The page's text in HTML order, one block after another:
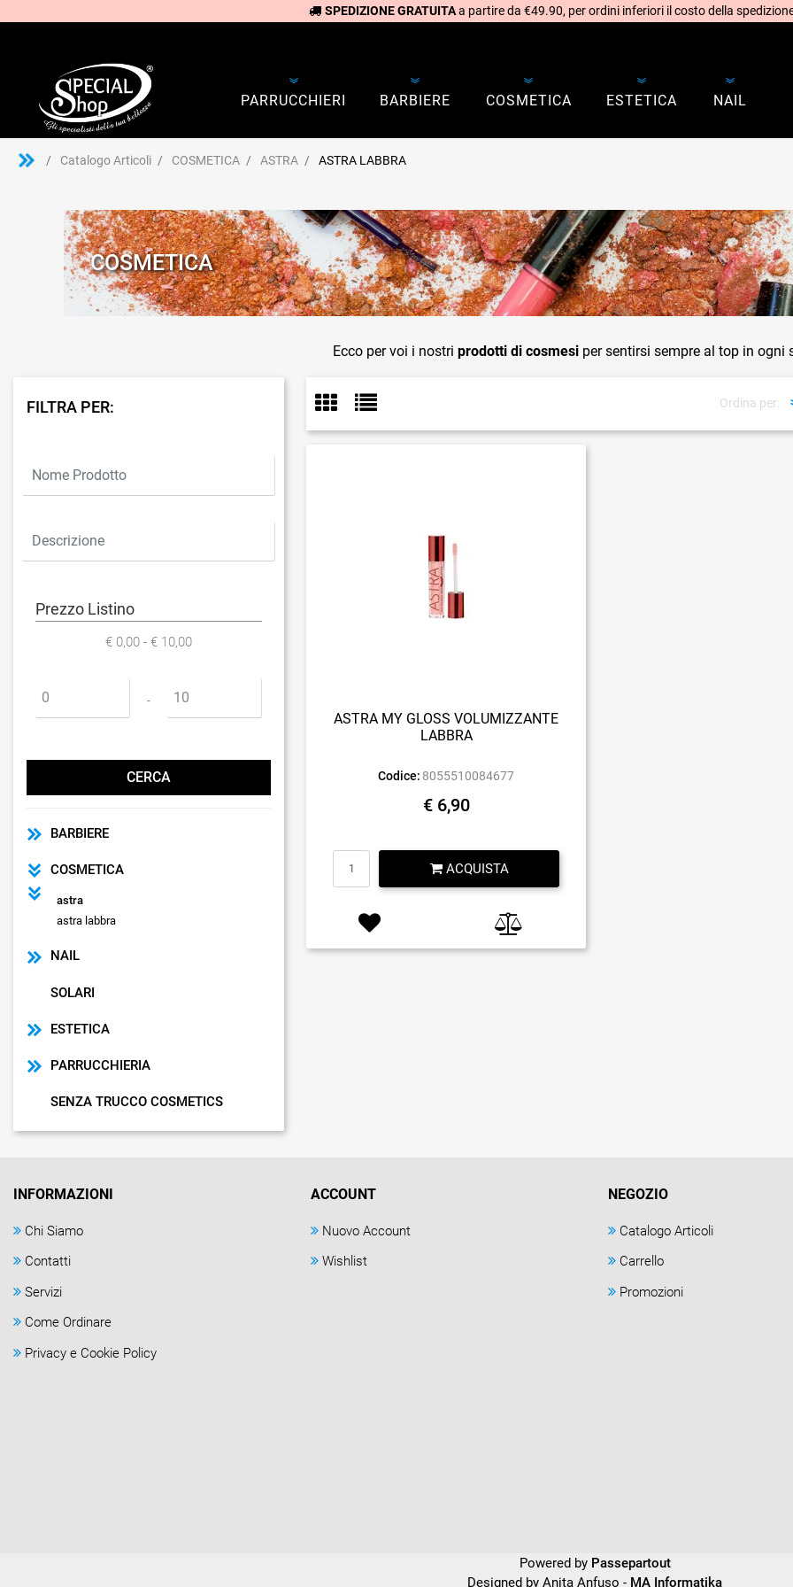
SPEDIZIONE GRATUITAa partire da €49.90, per ordini inferiori il costo della
PARRUCCHIERI BARBIERE COSMETICA ESTETICA NAIL
Catalogo Articoli COSMETICA ASTRA ASTRA LABBRA
COSMETICA
Ecco per voi i nostri prodotti di cosmesi per sentirsi sempre al top in ogni
FILTRA PER:
Prezzo Listino
€ 0,00 - € 10,00
Prezzo minimo - Prezzo massimo
BARBIERE
COSMETICA
astra
astra labbra
NAIL
SOLARI
ESTETICA
PARRUCCHIERIA
SENZA TRUCCO COSMETICS
Ordina per:
ASTRA MY GLOSS VOLUMIZZANTE
LABBRA
Codice: 8055510084677
€ 6,90
ACQUISTA
INFORMAZIONI
Chi Siamo
Contatti
Servizi
Come Ordinare
Privacy e Cookie Policy
ACCOUNT
Nuovo Account
Wishlist
NEGOZIO
Catalogo Articoli
Carrello
Promozioni
Powered by Passepartout
Designed by Anita Anfuso - MA Informatika